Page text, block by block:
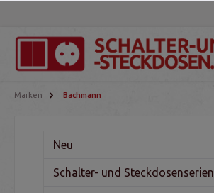
Marken Bachmann
Neu
Schalter- und Steckdosenserien